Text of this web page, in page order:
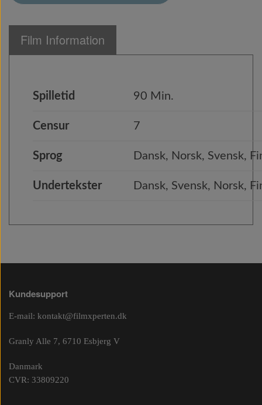
Film Information
Spilletid 90 Min.
Censur 7
Sprog Dansk, Norsk, Svensk,
Undertekster Dansk, Svensk, Norsk,
Kundesupport
E-mail: kontakt@filmxperten.dk
Granly Alle 7, 6710 Esbjerg V
Danmark
CVR: 33809220